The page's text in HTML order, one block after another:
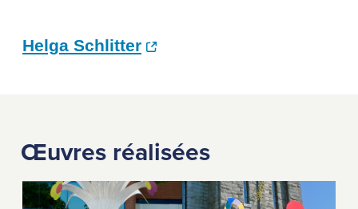
Helga Schlitter
Œuvres réalisées